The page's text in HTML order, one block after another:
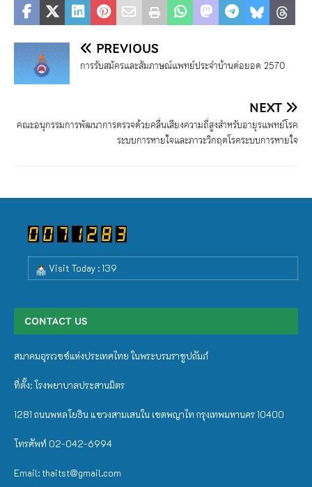
PREVIOUS
การรับสมัครและสัมภาษณ์แพทย์ประจำบ้านต่อยอด 2570
NEXT
คณะอนุกรรมการพัฒนาการตรวจด้วยคลื่นเสียงความถี่สูงสำหรับอายุรแพทย์โรค
ระบบการหายใจและภาวะวิกฤตโรคระบบการหายใจ
Visit Today : 139
CONTACT US
สมาคมอุรเวชช์แห่งประเทศไทย ในพระบรมราชูปถัมภ์
ที่ตั้ง: โรงพยาบาลประสานมิตร
1281 ถนนพหลโยธิน แขวงสามเสนใน เขตพญาไท กรุงเทพมหานคร 10400
โทรศัพท์ 02-042-6994
Email: thaitst@gmail.com